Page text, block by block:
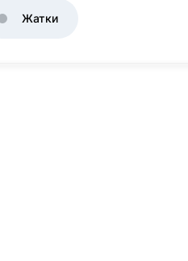
Жатки